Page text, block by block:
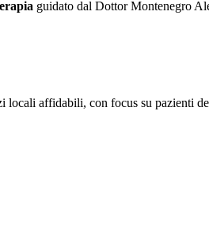
guidato dal Dottor Montenegro
locali affidabili, con focus su pazienti